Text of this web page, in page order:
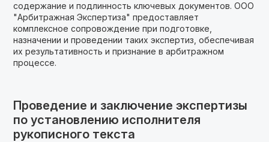
содержание и подлинность ключевых документов. ООО
"Арбитражная Экспертиза" предоставляет
комплексное сопровождение при подготовке,
назначении и проведении таких экспертиз, обеспечивая
их результативность и признание в арбитражном
процессе.
Проведение и заключение экспертизы
по установлению исполнителя
рукописного текста